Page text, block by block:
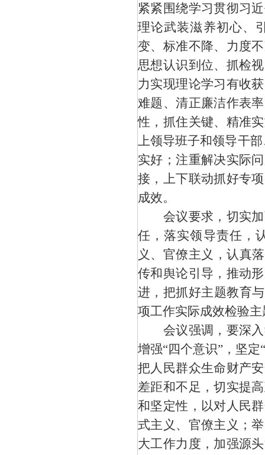
紧紧围绕学习贯彻习
理论武装滋养初心、
变、标准不降、力度
思想认识到位、抓检
力实现理论学习有收
难题、清正廉洁作表
性，抓住关键、精准
上领导班子和领导干
实好；注重解决实际
接，上下联动抓好专
成效。
会议要求，切实加
任，落实领导责任，
义、官僚主义，认真
传和舆论引导，推动
进，把抓好主题教育
项工作实际成效检验
会议强调，要深入
增强“四个意识”，坚
把人民群众生命财产
差距和不足，切实提
和坚定性，以对人民
式主义、官僚主义；
大工作力度，加强源